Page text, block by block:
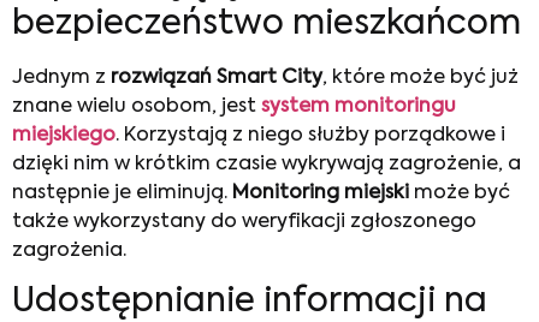
bezpieczeństwo mieszkańcom
Jednym z rozwiązań Smart City, które może być już
znane wielu osobom, jest system monitoringu
miejskiego. Korzystają z niego służby porządkowe i
dzięki nim w krótkim czasie wykrywają zagrożenie, a
następnie je eliminują. Monitoring miejski może być
także wykorzystany do weryfikacji zgłoszonego
zagrożenia.
Udostępnianie informacji na